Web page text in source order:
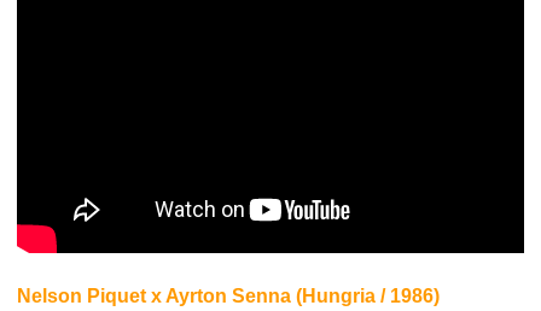
Nelson Piquet x Ayrton Senna (Hungria / 1986)